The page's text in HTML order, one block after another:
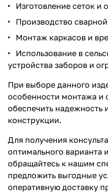
Изготовление сеток и
Производство
Монтаж каркасов и
Использование в
устройства заборов и
При выборе данного
особенности монтажа и
обеспечить надежность
конструкции.
Для получения
оптимального варианта
обращайтесь к нашим
предложить выгодные
оперативную доставку